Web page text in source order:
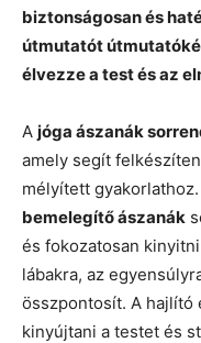
biztonságosan és
útmutatót
élvezze a test és az
A jóga ászanák
amely segít
mélyített
bemelegítő ászanák
és fokozatosan
lábakra, az
összpontosít. A hajlító
kinyújtani a testet és